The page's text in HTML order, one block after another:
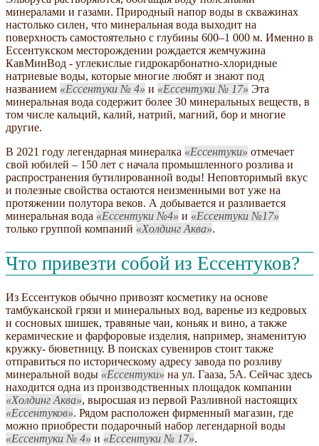
минералами и газами. Природный напор воды в скважинах
настолько силен, что минеральная вода выходит на
поверхность самостоятельно с глубины 600–1 000 м. Именно в
Ессентукском месторождении рождается жемчужина
КавМинВод - углекислые гидрокарбонатно-хлоридные
натриевые воды, которые многие любят и знают под
названием
Ессентуки № 4 и Ессентуки № 17
Эта
минеральная вода содержит более 30 минеральных веществ, в
том числе кальций, калий, натрий, магний, бор и многие
другие.
В 2021 году легендарная минералка
Ессентуки
отмечает
свой юбилей – 150 лет с начала промышленного розлива и
распространения бутилированной воды! Неповторимый вкус
и полезные свойства остаются неизменными вот уже на
протяжении полутора веков. А добывается и разливается
минеральная вода
Ессентуки №4 и
Ессентуки №17
только группой компаний
Холдинг Аква .
Что привезти собой из Ессентуков?
Из Ессентуков обычно привозят косметику на основе
тамбуканской грязи и минеральных вод, варенье из кедровых
и сосновых шишек, травяные чаи, коньяк и вино, а также
керамические и фарфоровые изделия, например, знаменитую
кружку- бюветницу. В поисках сувениров стоит также
отправиться по историческому адресу завода по розливу
минеральной воды
Ессентуки
на ул. Гааза, 5А. Сейчас здесь
находится одна из производственных площадок компании
Холдинг Аква , выросшая из первой Разливной настоящих
Ессентуков . Рядом расположен фирменный магазин, где
можно приобрести подарочный набор легендарной воды
Ессентуки № 4
и Ессентуки № 17 .